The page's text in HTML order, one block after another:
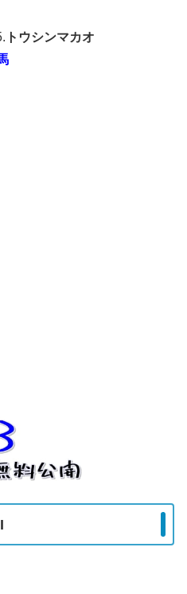
トウシンマカオ